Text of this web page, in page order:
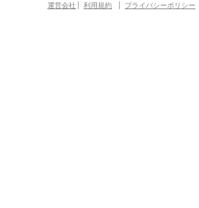
運営会社 利用規約 プライバシーポリシー